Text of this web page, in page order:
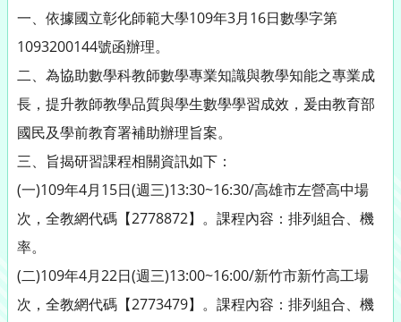
一、依據國立彰化師範大學109年3月16日數學字第
1093200144號函辦理。
二、為協助數學科教師數學專業知識與教學知能之專業成
長，提升教師教學品質與學生數學學習成效，爰由教育部
國民及學前教育署補助辦理旨案。
三、旨揭研習課程相關資訊如下：
(一)109年4月15日(週三)13:30~16:30/高雄市左營高中場
次，全教網代碼【2778872】。課程內容：排列組合、機
率。
(二)109年4月22日(週三)13:00~16:00/新竹市新竹高工場
次，全教網代碼【2773479】。課程內容：排列組合、機